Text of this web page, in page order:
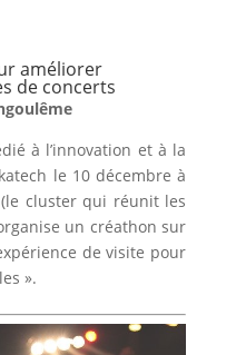
améliorer
de concerts
à l’innovation et à la
le 10 décembre à
(le cluster qui réunit les
un créathon sur
de visite pour
».